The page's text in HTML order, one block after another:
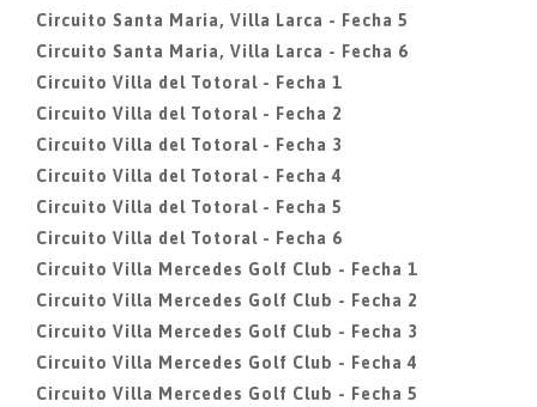
Circuito Santa Maria, Villa Larca - Fecha 5
Circuito Santa Maria, Villa Larca - Fecha 6
Circuito Villa del Totoral - Fecha 1
Circuito Villa del Totoral - Fecha 2
Circuito Villa del Totoral - Fecha 3
Circuito Villa del Totoral - Fecha 4
Circuito Villa del Totoral - Fecha 5
Circuito Villa del Totoral - Fecha 6
Circuito Villa Mercedes Golf Club - Fecha 1
Circuito Villa Mercedes Golf Club - Fecha 2
Circuito Villa Mercedes Golf Club - Fecha 3
Circuito Villa Mercedes Golf Club - Fecha 4
Circuito Villa Mercedes Golf Club - Fecha 5